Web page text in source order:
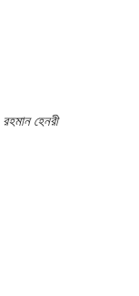
রহমান হেনরী